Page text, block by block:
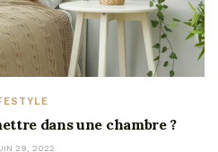
dans une chambre ?
29, 2022